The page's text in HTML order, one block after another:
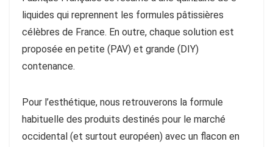
liquides qui reprennent les formules pâtissières
célèbres de France. En outre, chaque solution est
proposée en petite (PAV) et grande (DIY)
contenance.
Pour l’esthétique, nous retrouverons la formule
habituelle des produits destinés pour le marché
occidental (et surtout européen) avec un flacon en